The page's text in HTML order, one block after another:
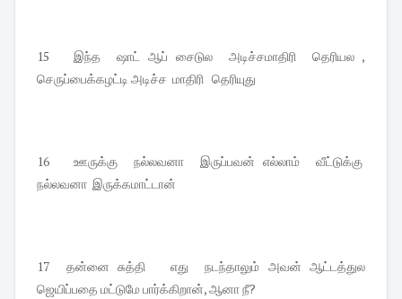
15 இந்த ஷாட் ஆப் சைடுல அடிச்சமாதிரி தெரியல ,
செருப்பைக்கழட்டி அடிச்ச மாதிரி தெரியுது
16 ஊருக்கு நல்லவனா இருப்பவன் எல்லாம் வீட்டுக்கு
நல்லவனா இருக்கமாட்டான்
17 தன்னை சுத்தி எது நடந்தாலும் அவன் ஆட்டத்துல
ஜெயிப்பதை மட்டுமே பார்க்கிறான், ஆனா நீ?